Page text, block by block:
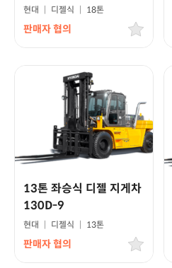
현대 | 디젤식 | 18톤
판매자 협의
13톤 좌승식 디젤 지게차
130D-9
현대 | 디젤식 | 13톤
판매자 협의